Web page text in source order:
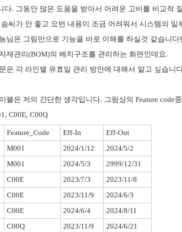
다. 그동안 많은 도움을 받아서 어려운 고비를 비교적
씨가 안 좋고 요번 내용이 조금 어려워서 시스템의 일
님은 그림만으로 기능을 바로 이해를 하실것 같습니
재관리(BOM)의 배치구조를 관리하는 화면인데요.
은 각 라인별 유효일 관리 방안에 대해서 알고 싶습니
블은 저의 간단한 생각입니다. 그림상의 Feature code
C00E, C00Q
Feature_Code Eff-In
Eff-Out
M001 2024/1/12
2024/5/2
M001 2024/5/3
2999/12/31
C00E 2023/7/3
2023/11/8
C00E 2023/11/9
2024/6/3
C00E 2024/6/4
2024/8/11
C00Q 2023/11/9
2024/6/21